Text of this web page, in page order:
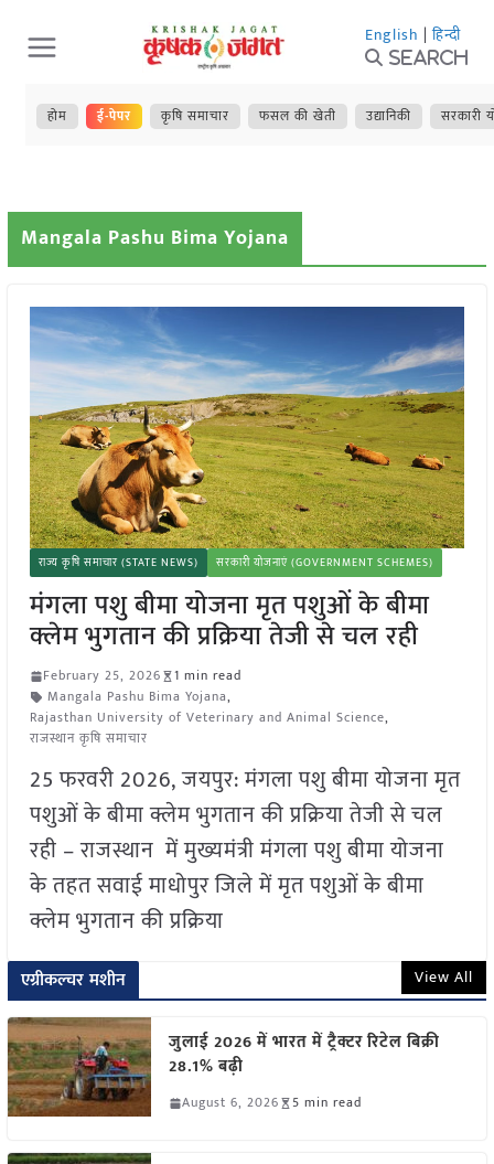
Skip
to
content
English | हिन्दी
Search
होम ई-पेपर कृषि समाचार फसल की खेती उद्यानिकी सरकारी
Mangala Pashu Bima Yojana
राज्य कृषि समाचार (STATE NEWS) सरकारी योजनाएं (GOVERNMENT SCHEMES)
मंगला पशु बीमा योजना मृत पशुओं के बीमा
क्लेम भुगतान की प्रक्रिया तेजी से चल रही
February 25, 2026
1 min read
Mangala Pashu Bima Yojana,
Rajasthan University of Veterinary and Animal Science,
राजस्थान कृषि समाचार
25 फरवरी 2026, जयपुर: मंगला पशु बीमा योजना मृत
पशुओं के बीमा क्लेम भुगतान की प्रक्रिया तेजी से चल
रही – राजस्थान में मुख्यमंत्री मंगला पशु बीमा योजना
के तहत सवाई माधोपुर जिले में मृत पशुओं के बीमा
क्लेम भुगतान की प्रक्रिया
एग्रीकल्चर मशीन View All
जुलाई 2026 में भारत में ट्रैक्टर रिटेल बिक्री
28.1% बढ़ी
August 6, 2026 5 min read